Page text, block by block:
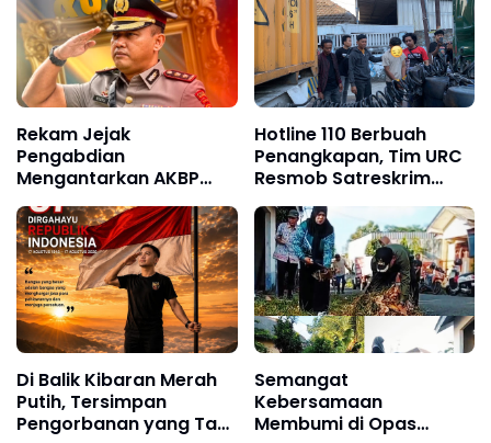
Rekam Jejak
Pengabdian
Mengantarkan AKBP
Restu Wijayanto ke
Jabatan Strategis di
Divhubinter Polri
Hotline 110 Berbuah
Penangkapan, Tim URC
Resmob Satreskrim
Polres Pelabuhan
Makassar Bekuk Pelaku
Pencurian
Di Balik Kibaran Merah
Putih, Tersimpan
Pengorbanan yang Tak
Semangat
Kebersamaan
Membumi di Opas